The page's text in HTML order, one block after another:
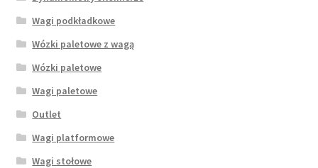
Wagi podkładkowe
Wózki paletowe z wagą
Wózki paletowe
Wagi paletowe
Outlet
Wagi platformowe
Wagi stołowe